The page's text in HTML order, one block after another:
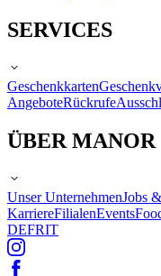
SERVICES
Geschenkkarten
AngeboteRückrufe
ÜBER MANOR
Unser UnternehmenJobs &
KarriereFilialenEvents
DEFRIT